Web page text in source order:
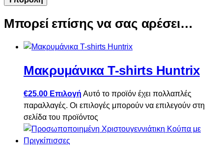
Μπορεί επίσης να σας αρέσει…
Μακρυμάνικα T-shirts Huntrix
€25.00 Επιλογή Αυτό το προϊόν έχει πολλαπλές
παραλλαγές. Οι επιλογές μπορούν να επιλεγούν στη
σελίδα του προϊόντος